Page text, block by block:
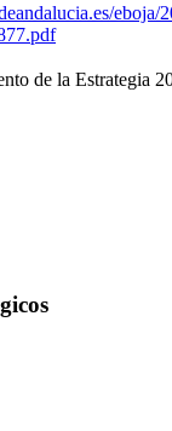
eboja/
de la Estrategia